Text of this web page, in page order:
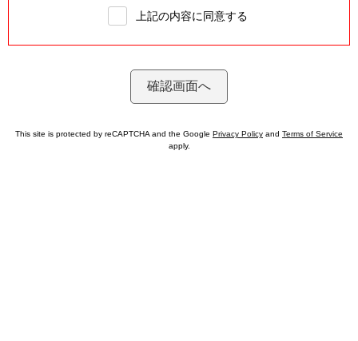
上記の内容に同意する
This site is protected by reCAPTCHA and the Google Privacy Policy and Terms of Service
apply.